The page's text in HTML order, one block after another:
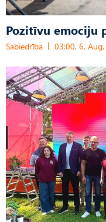
Pozitīvu emociju
Sabiedrība 03:00, 6.